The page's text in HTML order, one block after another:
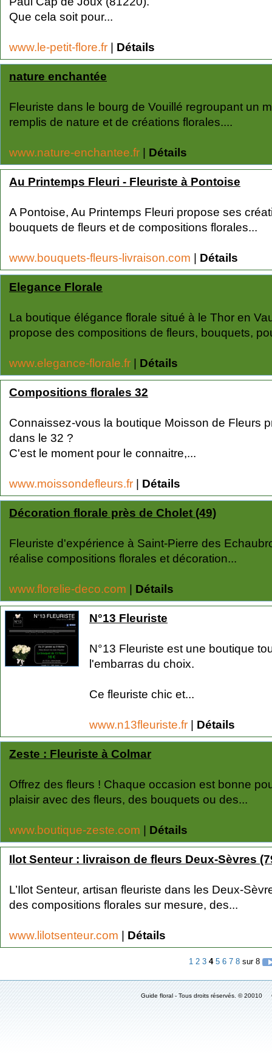
Que cela soit pour...
www.le-petit-flore.fr | Détails
nature enchantée
Fleuriste dans le bourg de Vouillé regroupant un
remplis de nature et de créations florales....
www.nature-enchantee.fr | Détails
Au Printemps Fleuri - Fleuriste à Pontoise
A Pontoise, Au Printemps Fleuri propose ses
bouquets de fleurs et de compositions florales...
www.bouquets-fleurs-livraison.com | Détails
Elegance Florale
La boutique élégance florale situé à le Thor en
propose des compositions de fleurs, bouquets,
www.elegance-florale.fr | Détails
Compositions florales 32
Connaissez-vous la boutique Moisson de Fleurs
dans le 32 ?
C'est le moment pour le connaitre,...
www.moissondefleurs.fr | Détails
Décoration florale près de Cholet (49)
Fleuriste d'expérience à Saint-Pierre des
réalise compositions florales et décoration...
www.florelie-deco.com | Détails
N°13 Fleuriste
N°13 Fleuriste est une boutique
l'embarras du choix.
Ce fleuriste chic et...
www.n13fleuriste.fr | Détails
Zeste : Fleuriste à Colmar
Offrez des fleurs ! Chaque occasion est bonne
plaisir avec des fleurs, des bouquets ou des...
www.boutique-zeste.com | Détails
Ilot Senteur : livraison de fleurs Deux-Sèvres
L’Ilot Senteur, artisan fleuriste dans les Deux-
des compositions florales sur mesure, des...
www.lilotsenteur.com | Détails
1 2 3 4 5 6 7 8 sur 8
Guide floral - Tous droits réservés. ©